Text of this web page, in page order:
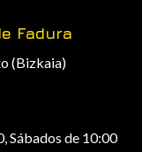
Fadura
(Bizkaia)
Sábados de 10:00